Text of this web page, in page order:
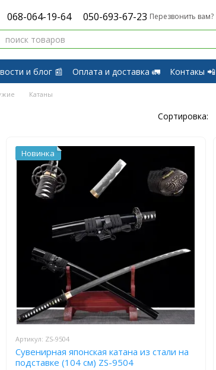
068-064-19-64 050-693-67-23 Перезвонить вам?
и блог 📰 Оплата и доставка 🚛 Контакы 📲
оферты
Обмен и Возврат
Катаны
Сортировка:
Новинка
Артикул: ZS-9504
Сувенирная японская катана из стали на
подставке (104 см) ZS-9504